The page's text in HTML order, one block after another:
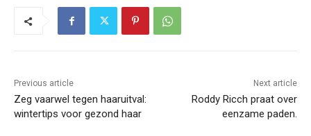
Previous article
Zeg vaarwel tegen haaruitval:
wintertips voor gezond haar
Next article
Roddy Ricch praat over
eenzame paden.